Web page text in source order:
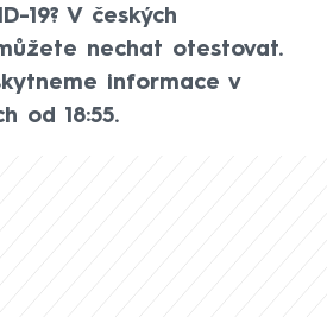
19? V českých
nechat otestovat.
informace v
od 18:55.